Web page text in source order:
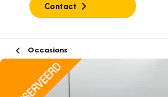
Contact
Occasions